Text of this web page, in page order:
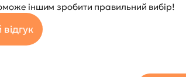
іншим зробити правильний вибір!